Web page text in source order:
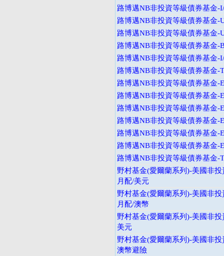
路博邁NB非投資等級債券基金-
路博邁NB非投資等級債券基金-
路博邁NB非投資等級債券基金-
路博邁NB非投資等級債券基金-
路博邁NB非投資等級債券基金-
路博邁NB非投資等級債券基金-
路博邁NB非投資等級債券基金-
路博邁NB非投資等級債券基金-
路博邁NB非投資等級債券基金-
路博邁NB非投資等級債券基金-
路博邁NB非投資等級債券基金-
路博邁NB非投資等級債券基金-
路博邁NB非投資等級債券基金-
野村基金(愛爾蘭系列)-美國非
月配/美元
野村基金(愛爾蘭系列)-美國非
月配/澳幣
野村基金(愛爾蘭系列)-美國非
美元
野村基金(愛爾蘭系列)-美國非
澳幣避險